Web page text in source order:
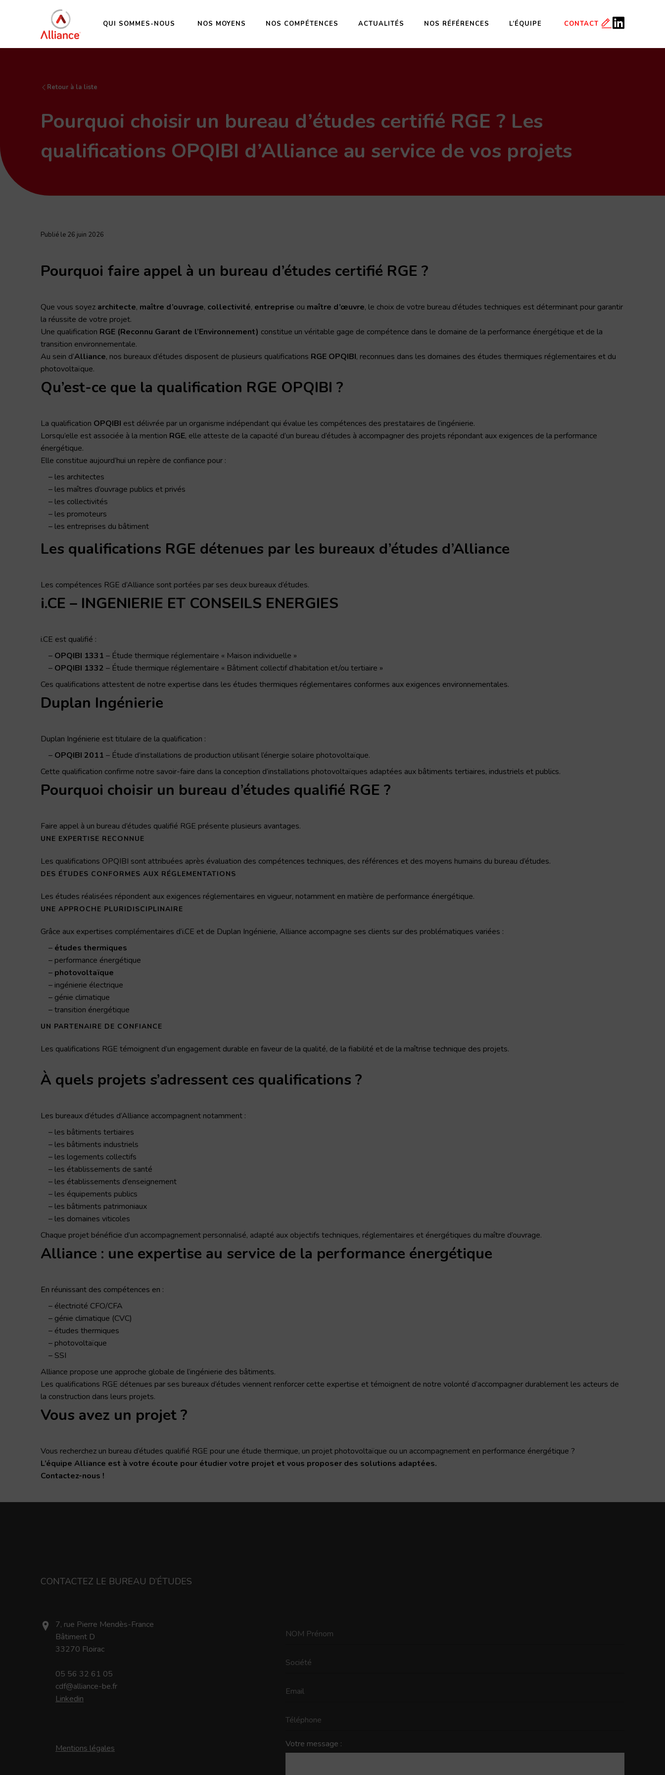
QUI SOMMES-NOUS NOS MOYENS NOS COMPÉTENCES ACTUALITÉS NOS RÉFÉRENCES L’ÉQUIPE CONTACT
Retour à la liste
Pourquoi choisir un bureau d’études certifié RGE ? Les
qualifications OPQIBI d’Alliance au service de vos projets
Publié le 26 juin 2026
Pourquoi faire appel à un bureau d’études certifié RGE ?
Que vous soyez architecte, maître d’ouvrage, collectivité, entreprise ou maître d’œuvre, le choix de votre bureau d’études techniques est déterminant pour garantir
la réussite de votre projet.
Une qualification RGE (Reconnu Garant de l’Environnement) constitue un véritable gage de compétence dans le domaine de la performance énergétique et de la
transition environnementale.
Au sein d’Alliance, nos bureaux d’études disposent de plusieurs qualifications RGE OPQIBI, reconnues dans les domaines des études thermiques réglementaires et du
photovoltaïque.
Qu’est-ce que la qualification RGE OPQIBI ?
La qualification OPQIBI est délivrée par un organisme indépendant qui évalue les compétences des prestataires de l’ingénierie.
Lorsqu’elle est associée à la mention RGE, elle atteste de la capacité d’un bureau d’études à accompagner des projets répondant aux exigences de la performance
énergétique.
Elle constitue aujourd’hui un repère de confiance pour :
les architectes
les maîtres d’ouvrage publics et privés
les collectivités
les promoteurs
les entreprises du bâtiment
Les qualifications RGE détenues par les bureaux d’études d’Alliance
Les compétences RGE d’Alliance sont portées par ses deux bureaux d’études.
i.CE – INGENIERIE ET CONSEILS ENERGIES
i.CE est qualifié :
OPQIBI 1331 – Étude thermique réglementaire « Maison individuelle »
OPQIBI 1332 – Étude thermique réglementaire « Bâtiment collectif d’habitation et/ou tertiaire »
Ces qualifications attestent de notre expertise dans les études thermiques réglementaires conformes aux exigences environnementales.
Duplan Ingénierie
Duplan Ingénierie est titulaire de la qualification :
OPQIBI 2011 – Étude d’installations de production utilisant l’énergie solaire photovoltaïque.
Cette qualification confirme notre savoir-faire dans la conception d’installations photovoltaïques adaptées aux bâtiments tertiaires, industriels et publics.
Pourquoi choisir un bureau d’études qualifié RGE ?
Faire appel à un bureau d’études qualifié RGE présente plusieurs avantages.
UNE EXPERTISE RECONNUE
Les qualifications OPQIBI sont attribuées après évaluation des compétences techniques, des références et des moyens humains du bureau d’études.
DES ÉTUDES CONFORMES AUX RÉGLEMENTATIONS
Les études réalisées répondent aux exigences réglementaires en vigueur, notamment en matière de performance énergétique.
UNE APPROCHE PLURIDISCIPLINAIRE
Grâce aux expertises complémentaires d’i.CE et de Duplan Ingénierie, Alliance accompagne ses clients sur des problématiques variées :
études thermiques
performance énergétique
photovoltaïque
ingénierie électrique
génie climatique
transition énergétique
UN PARTENAIRE DE CONFIANCE
Les qualifications RGE témoignent d’un engagement durable en faveur de la qualité, de la fiabilité et de la maîtrise technique des projets.
À quels projets s’adressent ces qualifications ?
Les bureaux d’études d’Alliance accompagnent notamment :
les bâtiments tertiaires
les bâtiments industriels
les logements collectifs
les établissements de santé
les établissements d’enseignement
les équipements publics
les bâtiments patrimoniaux
les domaines viticoles
Chaque projet bénéficie d’un accompagnement personnalisé, adapté aux objectifs techniques, réglementaires et énergétiques du maître d’ouvrage.
Alliance : une expertise au service de la performance énergétique
En réunissant des compétences en :
électricité CFO/CFA
génie climatique (CVC)
études thermiques
photovoltaïque
SSI
Alliance propose une approche globale de l’ingénierie des bâtiments.
Les qualifications RGE détenues par ses bureaux d’études viennent renforcer cette expertise et témoignent de notre volonté d’accompagner durablement les acteurs de
la construction dans leurs projets.
Vous avez un projet ?
Vous recherchez un bureau d’études qualifié RGE pour une étude thermique, un projet photovoltaïque ou un accompagnement en performance énergétique ?
L’équipe Alliance est à votre écoute pour étudier votre projet et vous proposer des solutions adaptées.
Contactez-nous !
CONTACTEZ LE BUREAU D’ÉTUDES
7, rue Pierre Mendès-France
Bâtiment D
33270 Floirac
05 56 32 61 05
cdf@alliance-be.fr
Linkedin
Mentions légales Votre message :